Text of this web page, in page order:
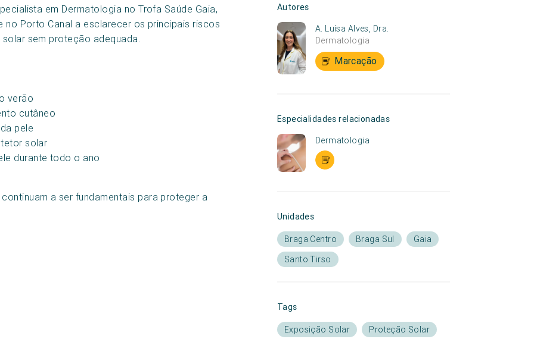
em Dermatologia no Trofa Saúde Gaia,
no Porto Canal a esclarecer os principais riscos
sem proteção adequada.
verão
cutâneo
pele
solar
durante todo o ano
a ser fundamentais para proteger a
Autores
A. Luísa Alves, Dra.
Dermatologia
Marcação
Especialidades relacionadas
Dermatologia
Unidades
Braga Centro Braga Sul
Gaia
Santo Tirso
Tags
Exposição Solar
Proteção Solar